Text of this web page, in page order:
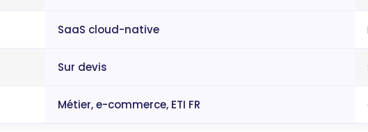
SaaS cloud-native
Sur devis
Métier, e-commerce, ETI FR